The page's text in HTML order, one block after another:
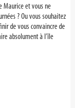
Maurice et vous ne
? Ou vous souhaitez
de vous convaincre de
absolument à l’île